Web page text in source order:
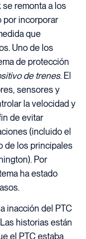
se remonta a los
por incorporar
que
Uno de los
de protección
de trenes. El
sensores y
la velocidad y
de evitar
(incluido el
de los principales
Por
ha estado
inacción del PTC
historias están
el PTC estaba